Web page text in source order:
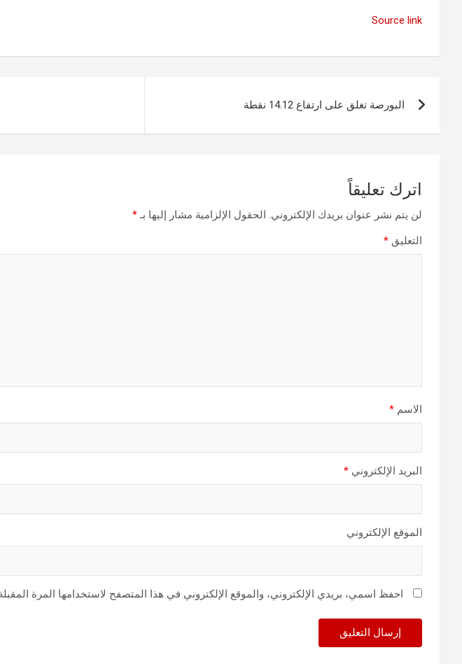
Source link
المقالات
البورصة تغلق على ارتفاع 14.12 نقطة
اترك تعليقاً
لن يتم نشر عنوان بريدك الإلكتروني. الحقول الإلزامية مشار إليها بـ*
التعليق *
الاسم *
البريد الإلكتروني *
الموقع الإلكتروني
احفظ اسمي، بريدي الإلكتروني، والموقع الإلكتروني في هذا المتصفح لاستخدامها المرة